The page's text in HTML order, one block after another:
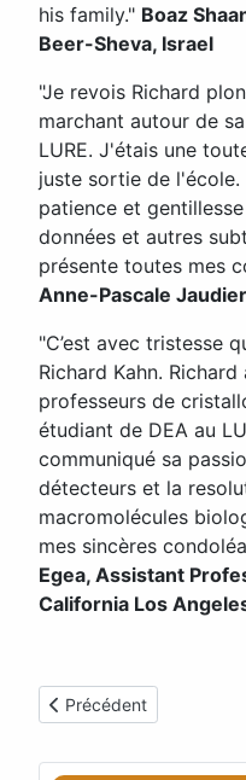
his family." Boaz
Beer-Sheva, Israel
"Je revois Richard
marchant autour de
LURE. J'étais une
juste sortie de
patience et
données et autres
présente toutes mes
Anne-Pascale
"C’est avec tristesse
Richard Kahn.
professeurs de
étudiant de DEA au
communiqué sa
détecteurs et la
macromolécules
mes sincères
Egea, Assistant
California Los
Article précédent : Daniel
Précédent